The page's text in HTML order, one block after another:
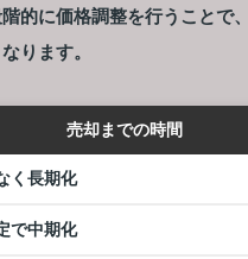
的に価格調整を行うことで
ります。
売却までの時間
く長期化
で中期化